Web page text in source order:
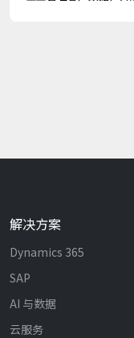
解决方案
Dynamics 365
SAP
AI 与数据
云服务